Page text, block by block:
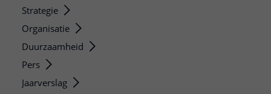
Strategie
Organisatie
Duurzaamheid
Pers
Jaarverslag